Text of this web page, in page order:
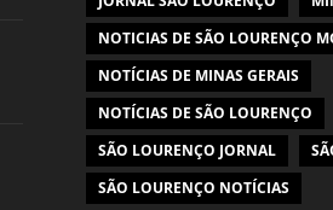
NOTICIAS DE SÃO LOURENÇO
NOTÍCIAS DE MINAS GERAIS
NOTÍCIAS DE SÃO LOURENÇO
SÃO LOURENÇO JORNAL
SÃO LOURENÇO NOTÍCIAS